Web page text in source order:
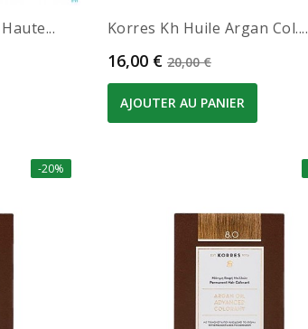
Korres Kh Huile Argan Col....
Prix
16,00 € Prix de base
20,00 €
AJOUTER AU PANIER
-20%